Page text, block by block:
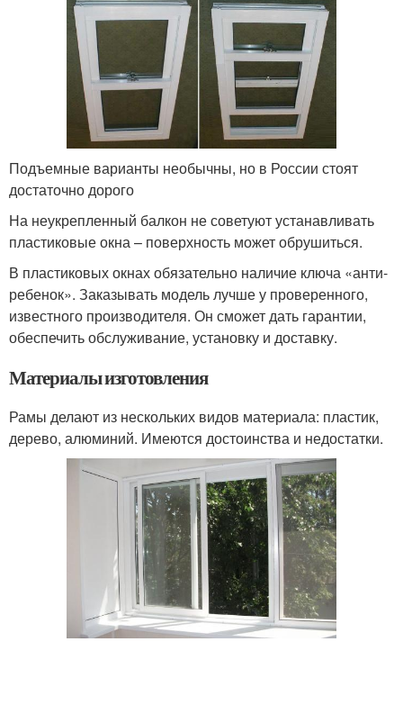
Подъемные варианты необычны, но в России стоят
достаточно дорого
На неукрепленный балкон не советуют устанавливать
пластиковые окна – поверхность может обрушиться.
В пластиковых окнах обязательно наличие ключа «анти-
ребенок». Заказывать модель лучше у проверенного,
известного производителя. Он сможет дать гарантии,
обеспечить обслуживание, установку и доставку.
Материалы изготовления
Рамы делают из нескольких видов материала: пластик,
дерево, алюминий. Имеются достоинства и недостатки.